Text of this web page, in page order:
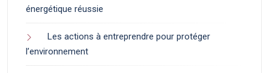
énergétique réussie
Les actions à entreprendre pour protéger
l’environnement